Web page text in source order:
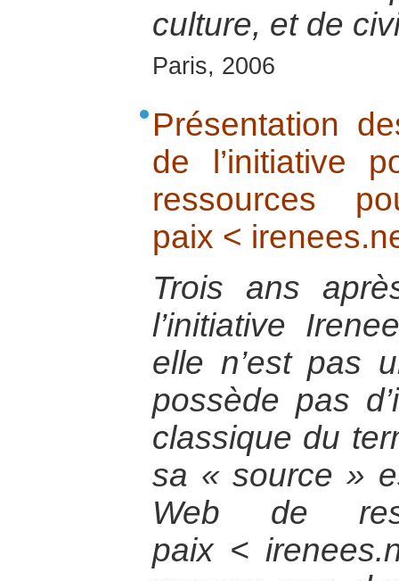
culture, et de
Paris, 2006
Présentation
de l’initiative
ressources
paix <
Trois ans
l’initiative
elle n’est pas
possède pas
classique du
sa « source »
Web de
paix <